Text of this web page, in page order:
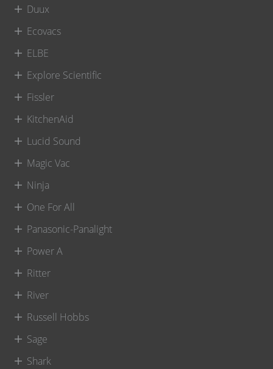
Duux
Ecovacs
ELBE
Explore Scientific
Fissler
KitchenAid
Lucid Sound
Magic Vac
Ninja
One For All
Panasonic-Panalight
Power A
Ritter
River
Russell Hobbs
Sage
Shark